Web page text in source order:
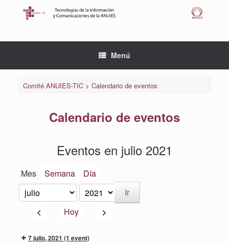
Menú
Comité ANUIES-TIC> Calendario de eventos
Calendario de eventos
Eventos en julio 2021
Mes Semana Día
Mes
Año
AnteriorHoy Siguiente
7 julio, 2021 (1 event)